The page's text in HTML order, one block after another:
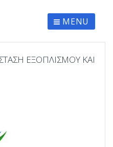
MENU
ΕΞΟΠΛΙΣΜΟΥ ΚΑΙ